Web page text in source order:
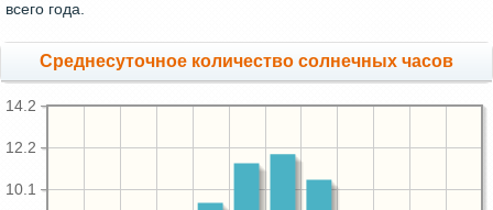
всего года.
Среднесуточное количество солнечных часов
10.1
12.2
14.2